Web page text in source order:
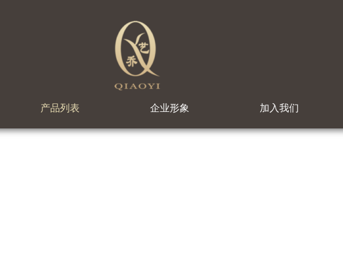
产品列表 企业形象 加入我们